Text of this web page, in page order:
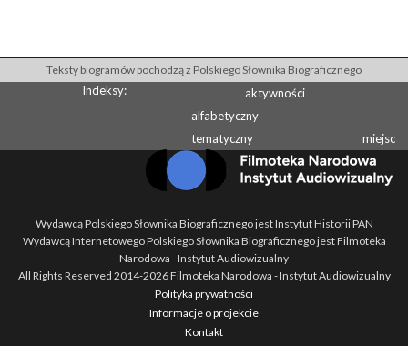
Teksty biogramów pochodzą z Polskiego Słownika Biograficznego
Indeksy:
aktywności
alfabetyczny
tematyczny
miejsc
Wydawcą Polskiego Słownika Biograficznego jest Instytut Historii PAN
Wydawcą Internetowego Polskiego Słownika Biograficznego jest Filmoteka
Narodowa - Instytut Audiowizualny
All Rights Reserved 2014-2026Filmoteka Narodowa - Instytut Audiowizualny
Polityka prywatności
Informacje o projekcie
Kontakt